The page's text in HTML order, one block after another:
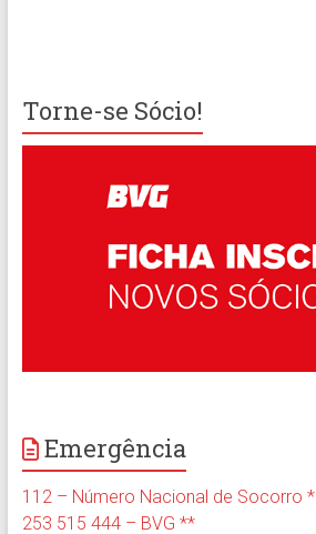
Torne-se Sócio!
Emergência
112 – Número Nacional de Socorro *
253 515 444 – BVG **